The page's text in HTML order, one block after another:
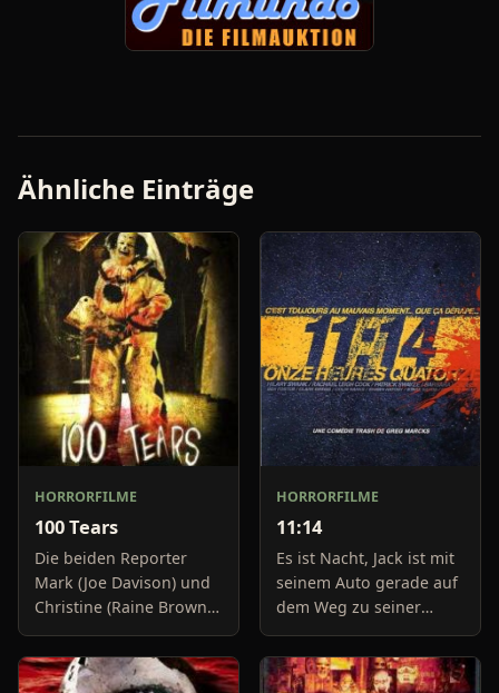
Ähnliche Einträge
HORRORFILME
100 Tears
Die beiden Reporter
Mark (Joe Davison) und
Christine (Raine Brown)
haben keine Lust mehr
auf belanglose
Boulevard-Meldungen
HORRORFILME
11:14
Es ist Nacht, Jack ist mit
seinem Auto gerade auf
dem Weg zu seiner
Freundin, um diese
abzuholen. Die Uhr im
Auto springt auf 11:14h,